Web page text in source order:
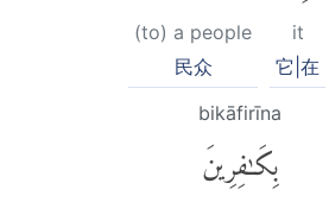
it
它|在
(to) a people
民众
bikāfirīna
بِكَٰفِرِينَ